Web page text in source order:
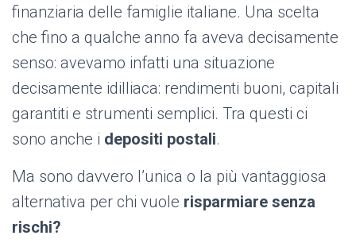
finanziaria delle famiglie italiane. Una scelta
che fino a qualche anno fa aveva decisamente
senso: avevamo infatti una situazione
decisamente idilliaca: rendimenti buoni, capitali
garantiti e strumenti semplici. Tra questi ci
sono anche i depositi postali.
Ma sono davvero l’unica o la più vantaggiosa
alternativa per chi vuole risparmiare senza
rischi?